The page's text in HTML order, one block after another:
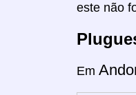
este não
Em